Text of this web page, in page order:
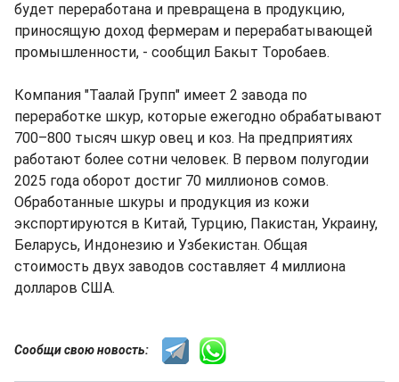
будет переработана и превращена в продукцию,
приносящую доход фермерам и перерабатывающей
промышленности, - сообщил Бакыт Торобаев.
Компания "Таалай Групп" имеет 2 завода по
переработке шкур, которые ежегодно обрабатывают
700–800 тысяч шкур овец и коз. На предприятиях
работают более сотни человек. В первом полугодии
2025 года оборот достиг 70 миллионов сомов.
Обработанные шкуры и продукция из кожи
экспортируются в Китай, Турцию, Пакистан, Украину,
Беларусь, Индонезию и Узбекистан. Общая
стоимость двух заводов составляет 4 миллиона
долларов США.
Сообщи свою новость: